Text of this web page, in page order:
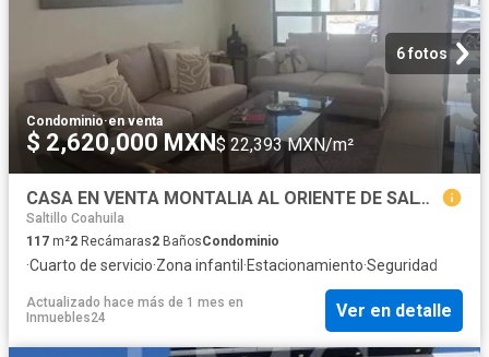
6 fotos
Condominio·en venta
$ 2,620,000 MXN$ 22,393 MXN/m²
CASA EN VENTA MONTALIA AL ORIENTE DE SALTILLO FRACC PRIVADO
Saltillo Coahuila
117 m²2 Recámaras2 BañosCondominio
·Cuarto de servicio·Zona infantil ·Estacionamiento·Seguridad
Actualizado hace más de 1 mes en
Inmuebles24
Ver en detalle